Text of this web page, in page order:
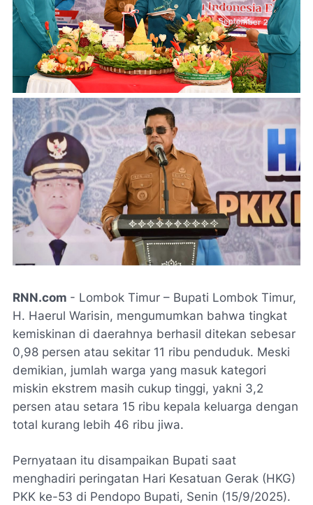
RNN.com - Lombok Timur – Bupati Lombok Timur,
H. Haerul Warisin, mengumumkan bahwa tingkat
kemiskinan di daerahnya berhasil ditekan sebesar
0,98 persen atau sekitar 11 ribu penduduk. Meski
demikian, jumlah warga yang masuk kategori
miskin ekstrem masih cukup tinggi, yakni 3,2
persen atau setara 15 ribu kepala keluarga dengan
total kurang lebih 46 ribu jiwa.
Pernyataan itu disampaikan Bupati saat
menghadiri peringatan Hari Kesatuan Gerak (HKG)
PKK ke-53 di Pendopo Bupati, Senin (15/9/2025).